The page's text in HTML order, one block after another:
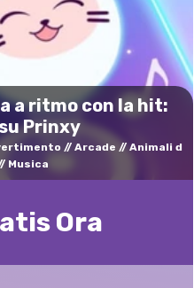
a ritmo con la hit:
Prinxy
Arcade
Animali d
Musica
Ora